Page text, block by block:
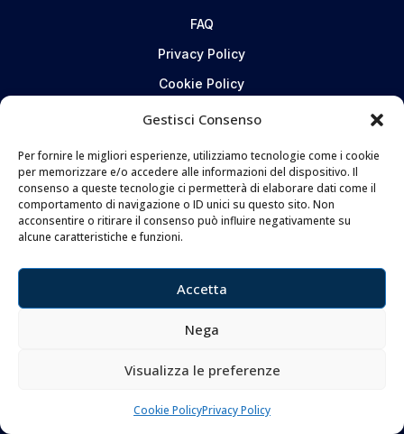
Gestisci Consenso
Per fornire le migliori esperienze, utilizziamo tecnologie come i cookie
per memorizzare e/o accedere alle informazioni del dispositivo. Il
consenso a queste tecnologie ci permetterà di elaborare dati come il
comportamento di navigazione o ID unici su questo sito. Non
acconsentire o ritirare il consenso può influire negativamente su
alcune caratteristiche e funzioni.
Accetta
Nega
Visualizza le preferenze
Cookie PolicyPrivacy Policy
FAQ
Privacy Policy
Cookie Policy
Coltelleria Donnini s.n.c.
di Leonardo e Silvia Donnini
Via Giovanni Lanza, 70 – 50136 FIRENZE
FOLLOW